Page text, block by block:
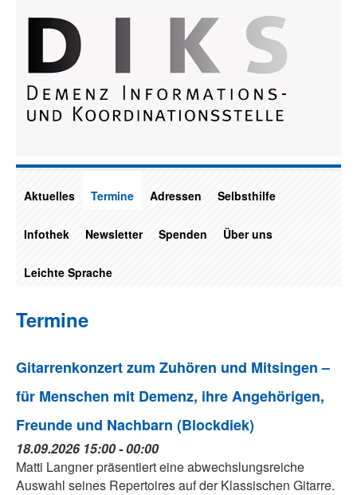
Aktuelles Termine Adressen Selbsthilfe
Infothek Newsletter Spenden Über uns
Leichte Sprache
Termine
Gitarrenkonzert zum Zuhören und Mitsingen –
für Menschen mit Demenz, ihre Angehörigen,
Freunde und Nachbarn (Blockdiek)
18.09.2026 15:00 - 00:00
Matti Langner präsentiert eine abwechslungsreiche
Auswahl seines Repertoires auf der Klassischen Gitarre.